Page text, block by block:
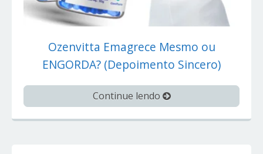
Ozenvitta Emagrece Mesmo ou
ENGORDA? (Depoimento Sincero)
Continue lendo